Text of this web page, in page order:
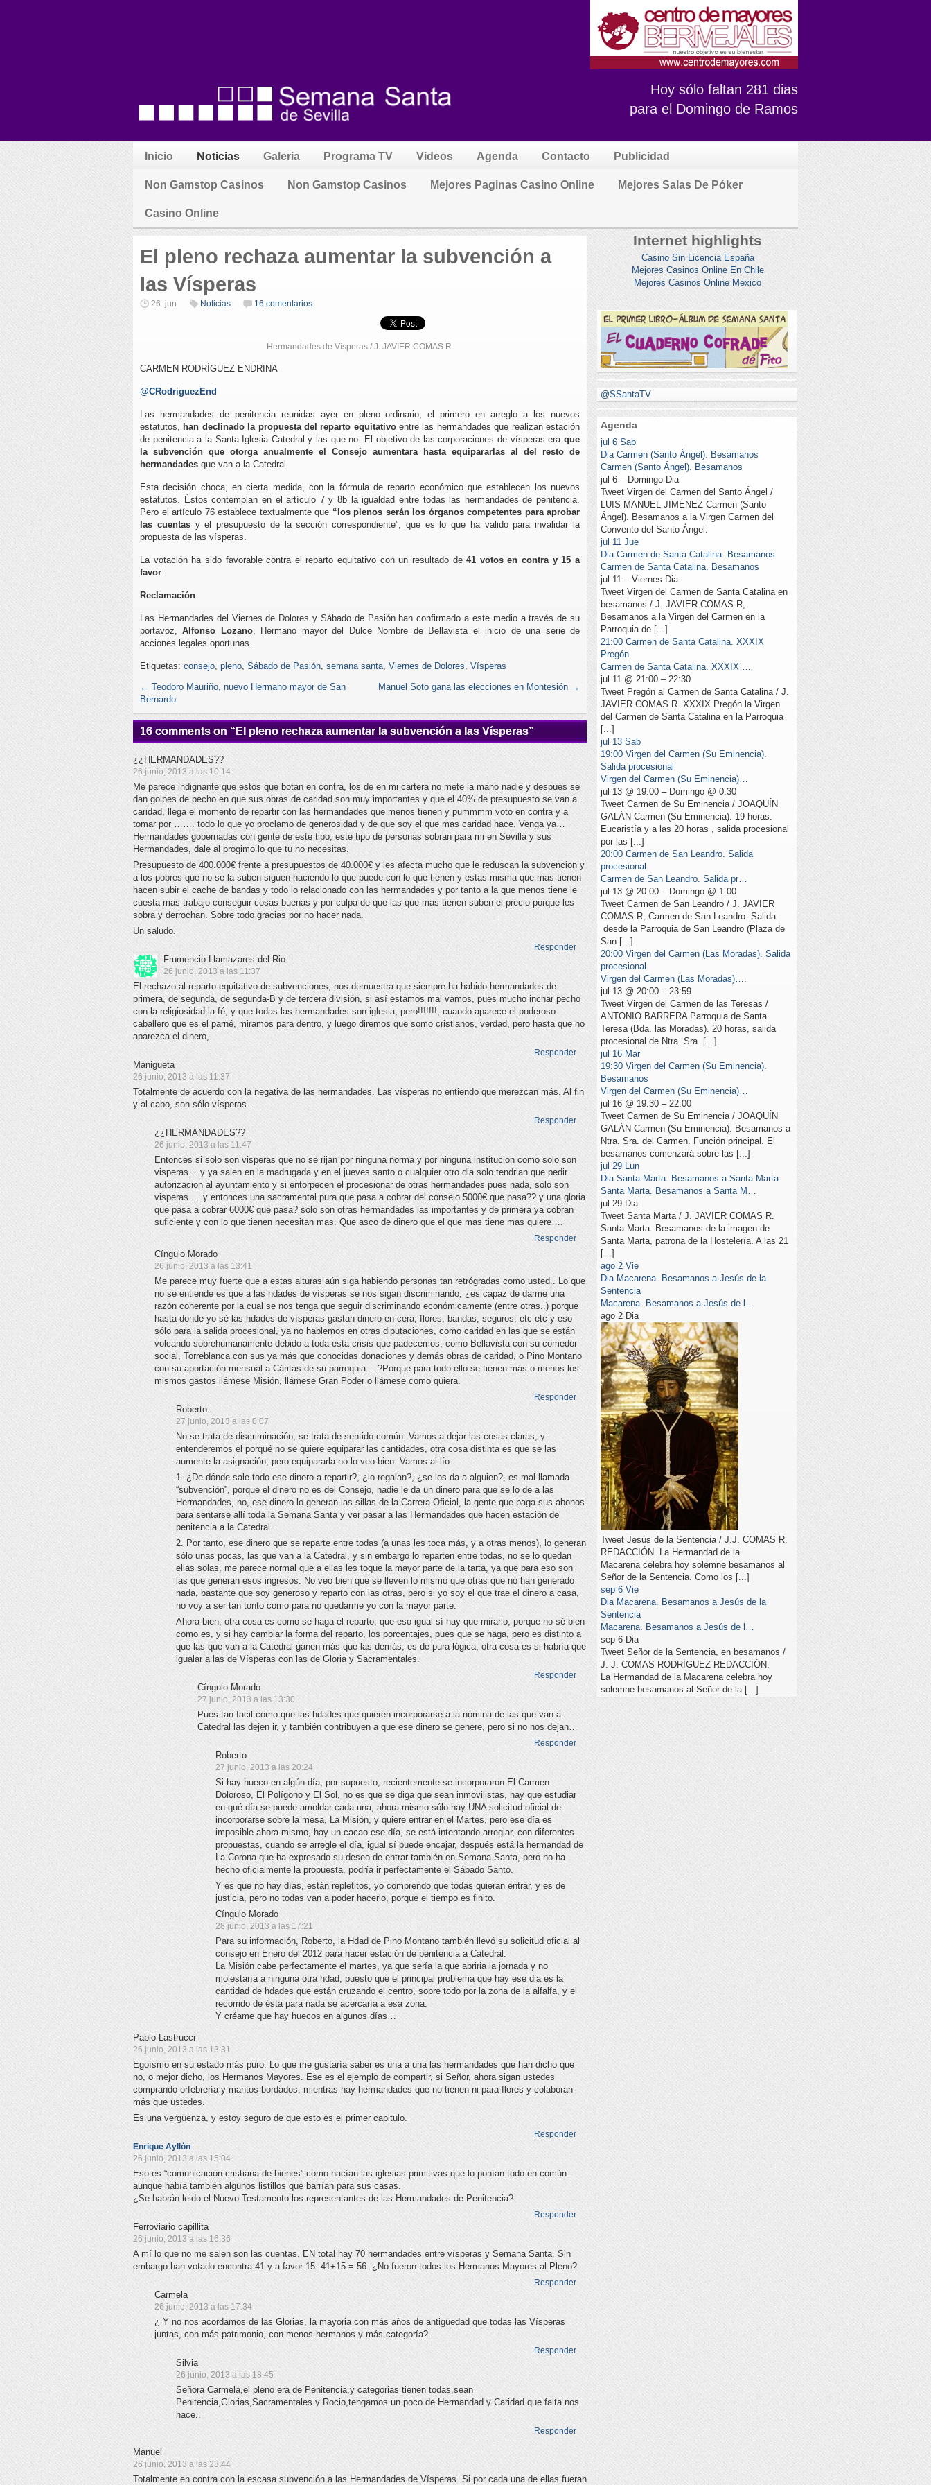
Hoy sólo faltan 281 dias
para el Domingo de Ramos
Inicio Noticias Galeria Programa TV Videos Agenda Contacto Publicidad
Non Gamstop Casinos Non Gamstop Casinos Mejores Paginas Casino Online Mejores Salas De Póker
Casino Online
El pleno rechaza aumentar la subvención a
las Vísperas
26. jun Noticias 16 comentarios
Hermandades de Vísperas / J. JAVIER COMAS R.
CARMEN RODRÍGUEZ ENDRINA
@CRodriguezEnd
Las hermandades de penitencia reunidas ayer en pleno ordinario, el primero en arreglo a los nuevos
estatutos, han declinado la propuesta del reparto equitativoentre las hermandades que realizan estación
de penitencia a la Santa Iglesia Catedral y las que no. El objetivo de las corporaciones de vísperas era que
la subvención que otorga anualmente el Consejo aumentara hasta equipararlas al del resto de
hermandades que van a la Catedral.
Esta decisión choca, en cierta medida, con la fórmula de reparto económico que establecen los nuevos
estatutos. Éstos contemplan en el artículo 7 y 8b la igualdad entre todas las hermandades de penitencia.
Pero el artículo 76 establece textualmente que “los plenos serán los órganos competentes para aprobar
las cuentasy el presupuesto de la sección correspondiente”, que es lo que ha valido para invalidar la
propuesta de las vísperas.
La votación ha sido favorable contra el reparto equitativo con un resultado de41 votos en contra y 15 a
favor.
Reclamación
Las Hermandades del Viernes de Dolores y Sábado de Pasión han confirmado a este medio a través de su
portavoz,Alfonso Lozano, Hermano mayor del Dulce Nombre de Bellavista el inicio de una serie de
acciones legales oportunas.
Etiquetas: consejo, pleno, Sábado de Pasión, semana santa, Viernes de Dolores, Vísperas
← Teodoro Mauriño, nuevo Hermano mayor de San
Bernardo
Manuel Soto gana las elecciones en Montesión →
16 comments on “ El pleno rechaza aumentar la subvención a las Vísperas”
¿¿HERMANDADES??
26 junio, 2013 a las 10:14
Me parece indignante que estos que botan en contra, los de en mi cartera no mete la mano nadie y despues se
dan golpes de pecho en que sus obras de caridad son muy importantes y que el 40% de presupuesto se van a
caridad, llega el momento de repartir con las hermandades que menos tienen y pummmm voto en contra y a
tomar por ……. todo lo que yo proclamo de generosidad y de que soy el que mas caridad hace. Venga ya…
Hermandades gobernadas con gente de este tipo, este tipo de personas sobran para mi en Sevilla y sus
Hermandades, dale al progimo lo que tu no necesitas.
Presupuesto de 400.000€ frente a presupuestos de 40.000€ y les afecta mucho que le reduscan la subvencion y
a los pobres que no se la suben siguen haciendo lo que puede con lo que tienen y estas misma que mas tienen
hacen subir el cache de bandas y todo lo relacionado con las hermandades y por tanto a la que menos tiene le
cuesta mas trabajo conseguir cosas buenas y por culpa de que las que mas tienen suben el precio porque les
sobra y derrochan. Sobre todo gracias por no hacer nada.
Un saludo.
Responder
Frumencio Llamazares del Rio
26 junio, 2013 a las 11:37
El rechazo al reparto equitativo de subvenciones, nos demuestra que siempre ha habido hermandades de
primera, de segunda, de segunda-B y de tercera división, si así estamos mal vamos, pues mucho inchar pecho
con la religiosidad la fé, y que todas las hermandades son iglesia, pero!!!!!!!, cuando aparece el poderoso
caballero que es el parné, miramos para dentro, y luego diremos que somo cristianos, verdad, pero hasta que no
aparezca el dinero,
Responder
Manigueta
26 junio, 2013 a las 11:37
Totalmente de acuerdo con la negativa de las hermandades. Las vísperas no entiendo que merezcan más. Al fin
y al cabo, son sólo vísperas…
Responder
¿¿HERMANDADES??
26 junio, 2013 a las 11:47
Entonces si solo son visperas que no se rijan por ninguna norma y por ninguna institucion como solo son
visperas… y ya salen en la madrugada y en el jueves santo o cualquier otro dia solo tendrian que pedir
autorizacion al ayuntamiento y si entorpecen el procesionar de otras hermandades pues nada, solo son
visperas…. y entonces una sacramental pura que pasa a cobrar del consejo 5000€ que pasa?? y una gloria
que pasa a cobrar 6000€ que pasa? solo son otras hermandades las importantes y de primera ya cobran
suficiente y con lo que tienen necesitan mas. Que asco de dinero que el que mas tiene mas quiere….
Responder
Cíngulo Morado
26 junio, 2013 a las 13:41
Me parece muy fuerte que a estas alturas aún siga habiendo personas tan retrógradas como usted.. Lo que
no se entiende es que a las hdades de vísperas se nos sigan discriminando, ¿es capaz de darme una
razón coherente por la cual se nos tenga que seguir discriminando económicamente (entre otras..) porque
hasta donde yo sé las hdades de vísperas gastan dinero en cera, flores, bandas, seguros, etc etc y eso
sólo para la salida procesional, ya no hablemos en otras diputaciones, como caridad en las que se están
volcando sobrehumanamente debido a toda esta crisis que padecemos, como Bellavista con su comedor
social, Torreblanca con sus ya más que conocidas donaciones y demás obras de caridad, o Pino Montano
con su aportación mensual a Cáritas de su parroquia… ?Porque para todo ello se tienen más o menos los
mismos gastos llámese Misión, llámese Gran Poder o llámese como quiera.
Responder
Roberto
27 junio, 2013 a las 0:07
No se trata de discriminación, se trata de sentido común. Vamos a dejar las cosas claras, y
entenderemos el porqué no se quiere equiparar las cantidades, otra cosa distinta es que se las
aumente la asignación, pero equipararla no lo veo bien. Vamos al lío:
1. ¿De dónde sale todo ese dinero a repartir?, ¿lo regalan?, ¿se los da a alguien?, es mal llamada
“subvención”, porque el dinero no es del Consejo, nadie le da un dinero para que se lo de a las
Hermandades, no, ese dinero lo generan las sillas de la Carrera Oficial, la gente que paga sus abonos
para sentarse allí toda la Semana Santa y ver pasar a las Hermandades que hacen estación de
penitencia a la Catedral.
2. Por tanto, ese dinero que se reparte entre todas (a unas les toca más, y a otras menos), lo generan
sólo unas pocas, las que van a la Catedral, y sin embargo lo reparten entre todas, no se lo quedan
ellas solas, me parece normal que a ellas les toque la mayor parte de la tarta, ya que para eso son
las que generan esos ingresos. No veo bien que se lleven lo mismo que otras que no han generado
nada, bastante que soy generoso y reparto con las otras, pero si yo soy el que trae el dinero a casa,
no voy a ser tan tonto como para no quedarme yo con la mayor parte.
Ahora bien, otra cosa es como se haga el reparto, que eso igual sí hay que mirarlo, porque no sé bien
como es, y si hay cambiar la forma del reparto, los porcentajes, pues que se haga, pero es distinto a
que las que van a la Catedral ganen más que las demás, es de pura lógica, otra cosa es si habría que
igualar a las de Vísperas con las de Gloria y Sacramentales.
Responder
Cíngulo Morado
27 junio, 2013 a las 13:30
Pues tan facil como que las hdades que quieren incorporarse a la nómina de las que van a
Catedral las dejen ir, y también contribuyen a que ese dinero se genere, pero si no nos dejan…
Responder
Roberto
27 junio, 2013 a las 20:24
Si hay hueco en algún día, por supuesto, recientemente se incorporaron El Carmen
Doloroso, El Polígono y El Sol, no es que se diga que sean inmovilistas, hay que estudiar
en qué día se puede amoldar cada una, ahora mismo sólo hay UNA solicitud oficial de
incorporarse sobre la mesa, La Misión, y quiere entrar en el Martes, pero ese día es
imposible ahora mismo, hay un cacao ese día, se está intentando arreglar, con diferentes
propuestas, cuando se arregle el día, igual sí puede encajar, después está la hermandad de
La Corona que ha expresado su deseo de entrar también en Semana Santa, pero no ha
hecho oficialmente la propuesta, podría ir perfectamente el Sábado Santo.
Y es que no hay días, están repletitos, yo comprendo que todas quieran entrar, y es de
justicia, pero no todas van a poder hacerlo, porque el tiempo es finito.
Cíngulo Morado
28 junio, 2013 a las 17:21
Para su información, Roberto, la Hdad de Pino Montano también llevó su solicitud oficial al
consejo en Enero del 2012 para hacer estación de penitencia a Catedral.
La Misión cabe perfectamente el martes, ya que sería la que abriria la jornada y no
molestaría a ninguna otra hdad, puesto que el principal problema que hay ese dia es la
cantidad de hdades que están cruzando el centro, sobre todo por la zona de la alfalfa, y el
recorrido de ésta para nada se acercaría a esa zona.
Y créame que hay huecos en algunos días…
Pablo Lastrucci
26 junio, 2013 a las 13:31
Egoísmo en su estado más puro. Lo que me gustaría saber es una a una las hermandades que han dicho que
no, o mejor dicho, los Hermanos Mayores. Ese es el ejemplo de compartir, si Señor, ahora sigan ustedes
comprando orfebrería y mantos bordados, mientras hay hermandades que no tienen ni para flores y colaboran
más que ustedes.
Es una vergüenza, y estoy seguro de que esto es el primer capitulo.
Responder
Enrique Ayllón
26 junio, 2013 a las 15:04
Eso es “comunicación cristiana de bienes” como hacían las iglesias primitivas que lo ponían todo en común
aunque había también algunos listillos que barrían para sus casas.
¿Se habrán leido el Nuevo Testamento los representantes de las Hermandades de Penitencia?
Responder
Ferroviario capillita
26 junio, 2013 a las 16:36
A mí lo que no me salen son las cuentas. EN total hay 70 hermandades entre vísperas y Semana Santa. Sin
embargo han votado encontra 41 y a favor 15: 41+15 = 56. ¿No fueron todos los Hermanos Mayores al Pleno?
Responder
Carmela
26 junio, 2013 a las 17:34
¿ Y no nos acordamos de las Glorias, la mayoria con más años de antigüedad que todas las Vísperas
juntas, con más patrimonio, con menos hermanos y más categoría?.
Responder
Silvia
26 junio, 2013 a las 18:45
Señora Carmela,el pleno era de Penitencia,y categorias tienen todas,sean
Penitencia,Glorias,Sacramentales y Rocio,tengamos un poco de Hermandad y Caridad que falta nos
hace..
Responder
Manuel
26 junio, 2013 a las 23:44
Totalmente en contra con la escasa subvención a las Hermandades de Vísperas. Si por cada una de ellas fueran
Internet highlights
Casino Sin Licencia España
Mejores Casinos Online En Chile
Mejores Casinos Online Mexico
@SSantaTV
Agenda
jul 6 Sab
Dia Carmen (Santo Ángel). Besamanos
Carmen (Santo Ángel). Besamanos
jul 6 – Domingo Dia
Tweet Virgen del Carmen del Santo Ángel /
LUIS MANUEL JIMÉNEZ Carmen (Santo
Ángel). Besamanos a la Virgen Carmen del
Convento del Santo Ángel.
jul 11 Jue
Dia Carmen de Santa Catalina. Besamanos
Carmen de Santa Catalina. Besamanos
jul 11 – Viernes Dia
Tweet Virgen del Carmen de Santa Catalina en
besamanos / J. JAVIER COMAS R,
Besamanos a la Virgen del Carmen en la
Parroquia de [...]
21:00 Carmen de Santa Catalina. XXXIX
Pregón
Carmen de Santa Catalina. XXXIX …
jul 11 @ 21:00 – 22:30
Tweet Pregón al Carmen de Santa Catalina / J.
JAVIER COMAS R. XXXIX Pregón la Virgen
del Carmen de Santa Catalina en la Parroquia
[...]
jul 13 Sab
19:00 Virgen del Carmen (Su Eminencia).
Salida procesional
Virgen del Carmen (Su Eminencia)…
jul 13 @ 19:00 – Domingo @ 0:30
Tweet Carmen de Su Eminencia / JOAQUÍN
GALÁN Carmen (Su Eminencia). 19 horas.
Eucaristía y a las 20 horas , salida procesional
por las [...]
20:00 Carmen de San Leandro. Salida
procesional
Carmen de San Leandro. Salida pr…
jul 13 @ 20:00 – Domingo @ 1:00
Tweet Carmen de San Leandro / J. JAVIER
COMAS R, Carmen de San Leandro. Salida
desde la Parroquia de San Leandro (Plaza de
San [...]
20:00 Virgen del Carmen (Las Moradas). Salida
procesional
Virgen del Carmen (Las Moradas)….
jul 13 @ 20:00 – 23:59
Tweet Virgen del Carmen de las Teresas /
ANTONIO BARRERA Parroquia de Santa
Teresa (Bda. las Moradas). 20 horas, salida
procesional de Ntra. Sra. [...]
jul 16 Mar
19:30 Virgen del Carmen (Su Eminencia).
Besamanos
Virgen del Carmen (Su Eminencia)…
jul 16 @ 19:30 – 22:00
Tweet Carmen de Su Eminencia / JOAQUÍN
GALÁN Carmen (Su Eminencia). Besamanos a
Ntra. Sra. del Carmen. Función principal. El
besamanos comenzará sobre las [...]
jul 29
Lun
Dia Santa Marta. Besamanos a Santa Marta
Santa Marta. Besamanos a Santa M…
jul 29 Dia
Tweet Santa Marta / J. JAVIER COMAS R.
Santa Marta. Besamanos de la imagen de
Santa Marta, patrona de la Hostelería. A las 21
[...]
ago 2 Vie
Dia Macarena. Besamanos a Jesús de la
Sentencia
Macarena. Besamanos a Jesús de l…
ago 2 Dia
Tweet Jesús de la Sentencia / J.J. COMAS R.
REDACCIÓN. La Hermandad de la
Macarena celebra hoy solemne besamanos al
Señor de la Sentencia. Como los [...]
sep 6 Vie
Dia Macarena. Besamanos a Jesús de la
Sentencia
Macarena. Besamanos a Jesús de l…
sep 6 Dia
Tweet Señor de la Sentencia, en besamanos /
J. J. COMAS RODRÍGUEZ REDACCIÓN.
La Hermandad de la Macarena celebra hoy
solemne besamanos al Señor de la [...]